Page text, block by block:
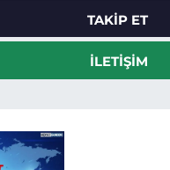
TAKIP ET
İLETIŞIM